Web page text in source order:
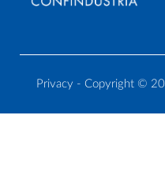
Privacy - Copyright ©